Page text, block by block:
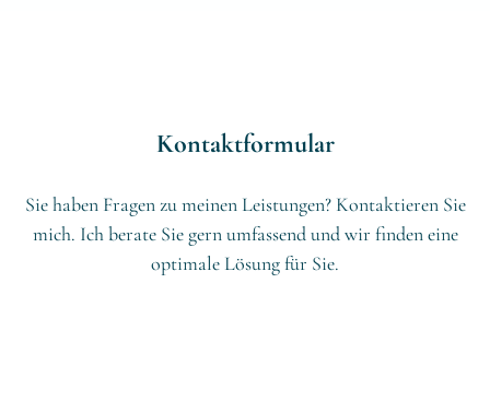
Kontaktformular
Sie haben Fragen zu meinen Leistungen? Kontaktieren Sie
mich. Ich berate Sie gern umfassend und wir finden eine
optimale Lösung für Sie.